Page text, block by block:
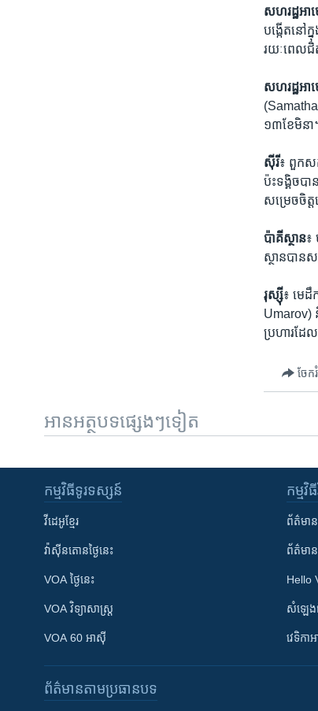
សហរដ្ឋអាម
បង្កើតនៅ​ក្
រយៈពេលជិ
សហរដ្ឋអាម
១៣ខែ​មិនា
ស៊ីរី៖ ពួក​ស
ប៉ះទង្គិច​ប
សម្រេច​ចិត្
ប៉ាគីស្ថាន៖
ស្ថាន​បាន​
រុស្ស៊ី៖ មេដឹ
Umarov)
ប្រហារដែ
ចែក
អានអត្ថបទផ្សេងៗទៀត
កម្មវិធី​ទូរទស្សន៍
វីដេអូ​ខ្មែរ
វ៉ាស៊ីនតោន​ថ្ងៃ​នេះ
VOA ថ្ងៃនេះ
VOA ​វិទ្យាសាស្ត្រ
VOA 60 អាស៊ី
កម្មវិ
ព័ត៌មា
ព័ត៌មាន​​
Hello
សំឡេង​
វេទិកា​
ព័ត៌មាន​តាមប្រធានបទ​